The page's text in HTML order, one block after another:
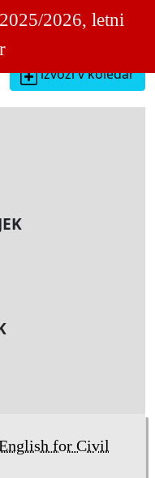
2026, letni
izvozi v koledar
for Civil